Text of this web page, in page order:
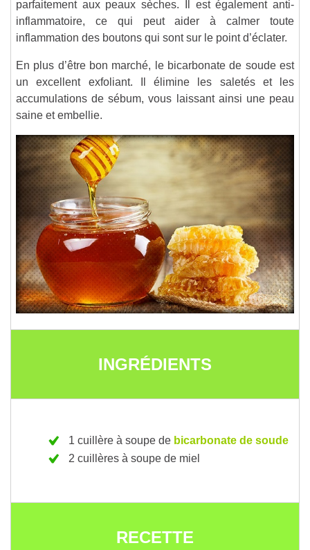
parfaitement aux peaux sèches. Il est également anti-
inflammatoire, ce qui peut aider à calmer toute
inflammation des boutons qui sont sur le point d’éclater.
En plus d’être bon marché, le bicarbonate de soude est
un excellent exfoliant. Il élimine les saletés et les
accumulations de sébum, vous laissant ainsi une peau
saine et embellie.
INGRÉDIENTS
1 cuillère à soupe de bicarbonate de soude
2 cuillères à soupe de miel
RECETTE